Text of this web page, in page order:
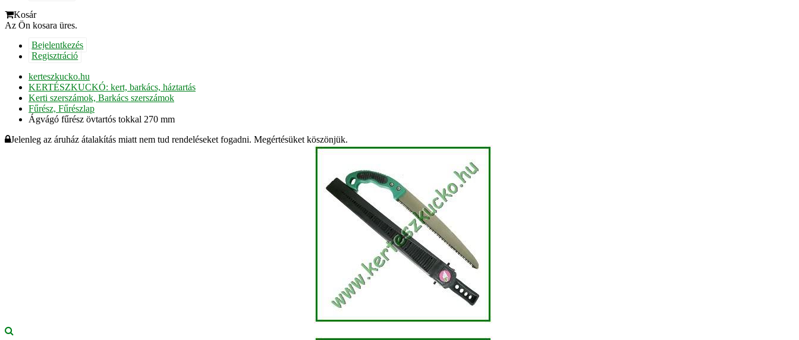
Kosár
Az Ön kosara üres.
Bejelentkezés
Regisztráció
kerteszkucko.hu
KERTÉSZKUCKÓ: kert, barkács, háztartás
Kerti szerszámok, Barkács szerszámok
Fűrész, Fűrészlap
Ágvágó fűrész övtartós tokkal 270 mm
Jelenleg az áruház átalakítás miatt nem tud rendeléseket fogadni. Megértésüket köszönjük.